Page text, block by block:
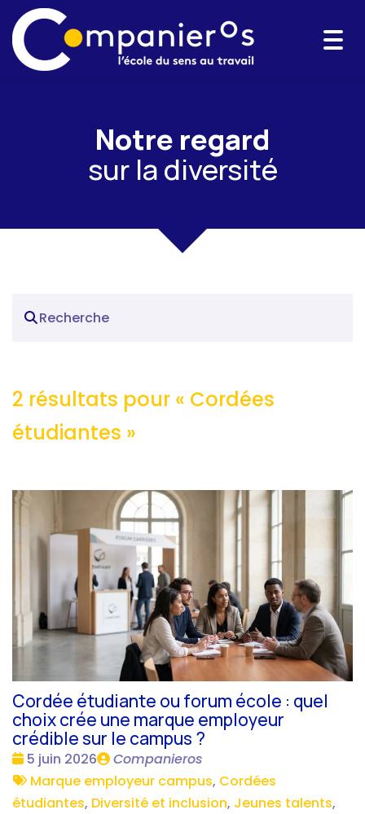
Notre regard
sur la diversité
2 résultats pour « Cordées
étudiantes »
Cordée étudiante ou forum école : quel
choix crée une marque employeur
crédible sur le campus ?
Date
:
5 juin 2026
Publié
par
Companieros
Tags
:
Marque employeur campus, Cordées
étudiantes, Diversité et inclusion, Jeunes talents,